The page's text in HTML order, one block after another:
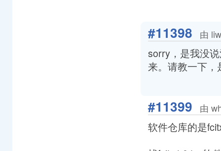
#11398 由
sorry，是我没
来。请教一下
#11399 由
软件仓库的是